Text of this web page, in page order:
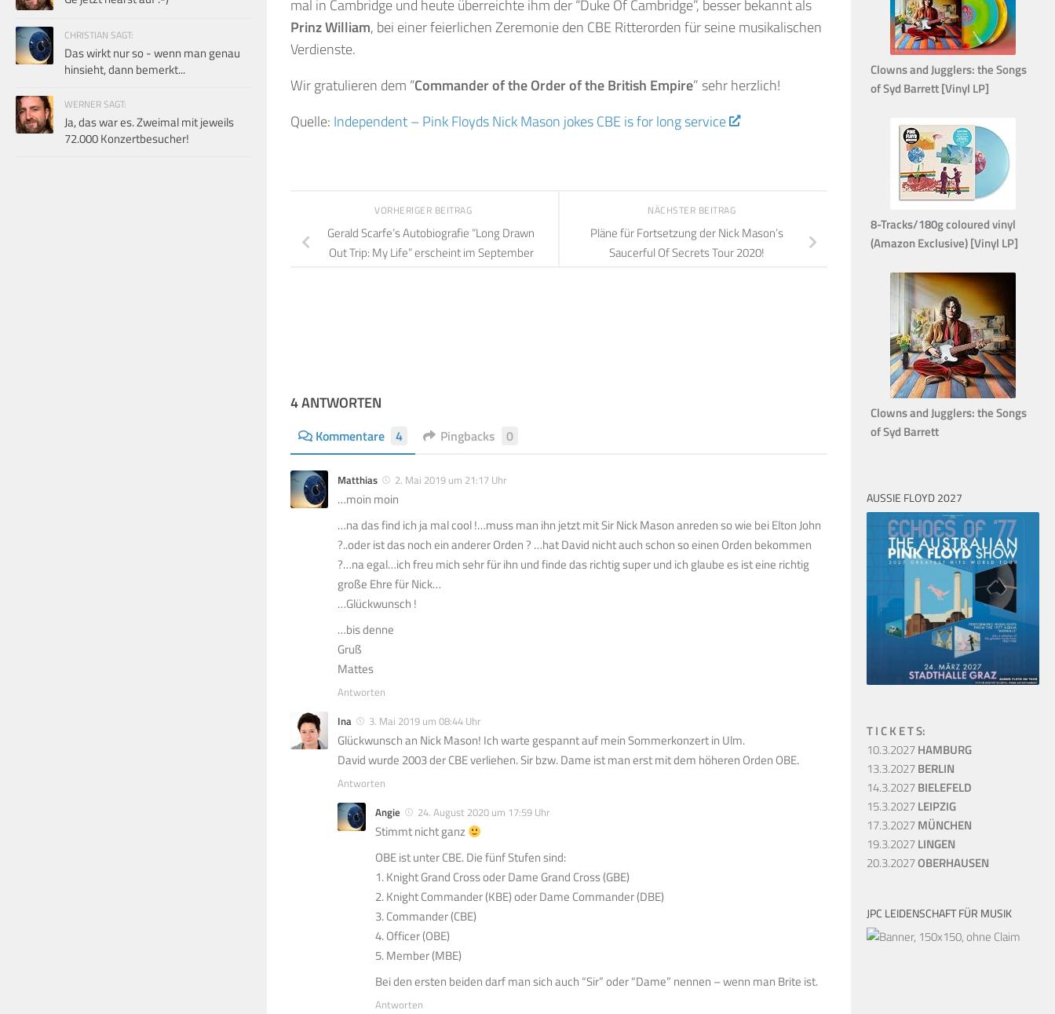
mal in Cambridge und heute überreichte ihm der “Duke Of Cambridge”, besser bekannt als
Prinz William, bei einer feierlichen Zeremonie den CBE Ritterorden für seine musikalischen
Verdienste.
Wir gratulieren dem “Commander of the Order of the British Empire” sehr herzlich!
Quelle: Independent – Pink Floyds Nick Mason jokes CBE is for long service
NÄCHSTER BEITRAG
Pläne für Fortsetzung der Nick Mason’s
Saucerful Of Secrets Tour 2020!
VORHERIGER BEITRAG
Gerald Scarfe’s Autobiografie “Long Drawn
Out Trip: My Life” erscheint im September
4 ANTWORTEN
Kommentare 4 Pingbacks 0
Matthias 2. Mai 2019 um 21:17 Uhr
…moin moin
…na das find ich ja mal cool !…muss man ihn jetzt mit Sir Nick Mason anreden so wie bei Elton John
?..oder ist das noch ein anderer Orden ? …hat David nicht auch schon so einen Orden bekommen
?…na egal…ich freu mich sehr für ihn und finde das richtig super und ich glaube es ist eine richtig
große Ehre für Nick…
…Glückwunsch !
…bis denne
Gruß
Mattes
Antworten
Ina
3. Mai 2019 um 08:44 Uhr
Glückwunsch an Nick Mason! Ich warte gespannt auf mein Sommerkonzert in Ulm.
David wurde 2003 der CBE verliehen. Sir bzw. Dame ist man erst mit dem höheren Orden OBE.
Antworten
Angie
24. August 2020 um 17:59 Uhr
Stimmt nicht ganz
OBE ist unter CBE. Die fünf Stufen sind:
1. Knight Grand Cross oder Dame Grand Cross (GBE)
2. Knight Commander (KBE) oder Dame Commander (DBE)
3. Commander (CBE)
4. Officer (OBE)
5. Member (MBE)
Bei den ersten beiden darf man sich auch “Sir” oder “Dame” nennen – wenn man Brite ist.
Antworten
CHRISTIAN SAGT:
Das wirkt nur so - wenn man genau
hinsieht, dann bemerkt...
WERNER SAGT:
Ja, das war es. Zweimal mit jeweils
72.000 Konzertbesucher!
Clowns and Jugglers: the Songs
of Syd Barrett [Vinyl LP]
8-Tracks/180g coloured vinyl
(Amazon Exclusive) [Vinyl LP]
Clowns and Jugglers: the Songs
of Syd Barrett
AUSSIE FLOYD 2027
T I C K E T S:
10.3.2027HAMBURG
13.3.2027BERLIN
14.3.2027BIELEFELD
15.3.2027LEIPZIG
17.3.2027MÜNCHEN
19.3.2027LINGEN
20.3.2027OBERHAUSEN
JPC LEIDENSCHAFT FÜR MUSIK